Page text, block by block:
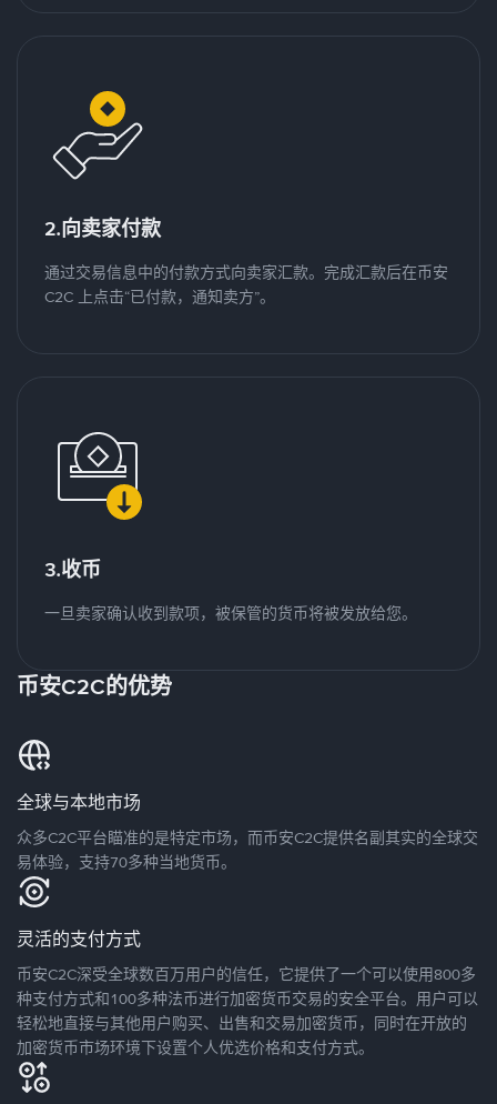
2.向卖家付款
通过交易信息中的付款方式向卖家汇款。完成汇款后在币安
C2C 上点击“已付款，通知卖方”。
3.收币
一旦卖家确认收到款项，被保管的货币将被发放给您。
币安C2C的优势
全球与本地市场
众多C2C平台瞄准的是特定市场，而币安C2C提供名副其实的全球交
易体验，支持70多种当地货币。
灵活的支付方式
币安C2C深受全球数百万用户的信任，它提供了一个可以使用800多
种支付方式和100多种法币进行加密货币交易的安全平台。用户可以
轻松地直接与其他用户购买、出售和交易加密货币，同时在开放的
加密货币市场环境下设置个人优选价格和支付方式。